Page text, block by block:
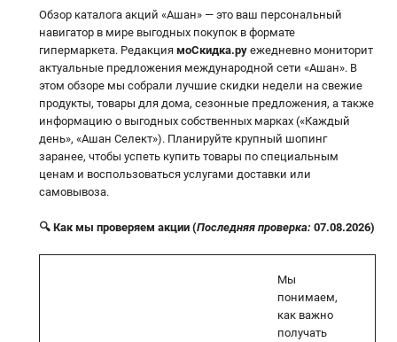
Обзор каталога акций «Ашан» — это ваш персональный
навигатор в мире выгодных покупок в формате
гипермаркета. Редакция моСкидка.ру ежедневно мониторит
актуальные предложения международной сети «Ашан». В
этом обзоре мы собрали лучшие скидки недели на свежие
продукты, товары для дома, сезонные предложения, а также
информацию о выгодных собственных марках («Каждый
день», «Ашан Селект»). Планируйте крупный шопинг
заранее, чтобы успеть купить товары по специальным
ценам и воспользоваться услугами доставки или
самовывоза.
🔍 Как мы проверяем акции (Последняя проверка: 07.08.2026)
Мы
понимаем,
как важно
получать